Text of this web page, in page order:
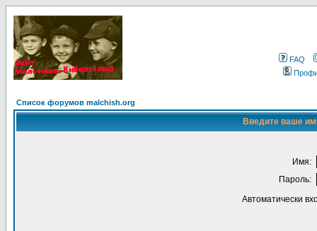
FAQ
Список форумов malchish.org
Введите ваше
Имя:
Пароль:
Автоматически